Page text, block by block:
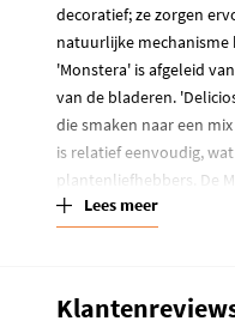
decoratief; ze zorgen
natuurlijke mechanisme
'Monstera' is afgeleid
van de bladeren.
die smaken naar een
is relatief eenvoudig,
plantenliefhebbers. De
een constante, lichte
Deze kamerplant is
Lees meer